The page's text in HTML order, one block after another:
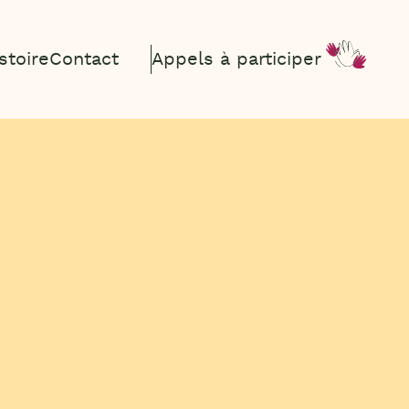
Contact Appels à participer